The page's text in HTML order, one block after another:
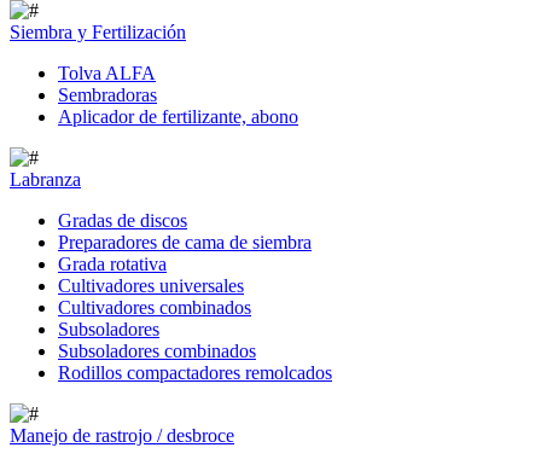
Siembra y Fertilización
Tolva ALFA
Sembradoras
Aplicador de fertilizante, abono
Labranza
Gradas de discos
Preparadores de cama de siembra
Grada rotativa
Cultivadores universales
Cultivadores combinados
Subsoladores
Subsoladores combinados
Rodillos compactadores remolcados
Manejo de rastrojo / desbroce